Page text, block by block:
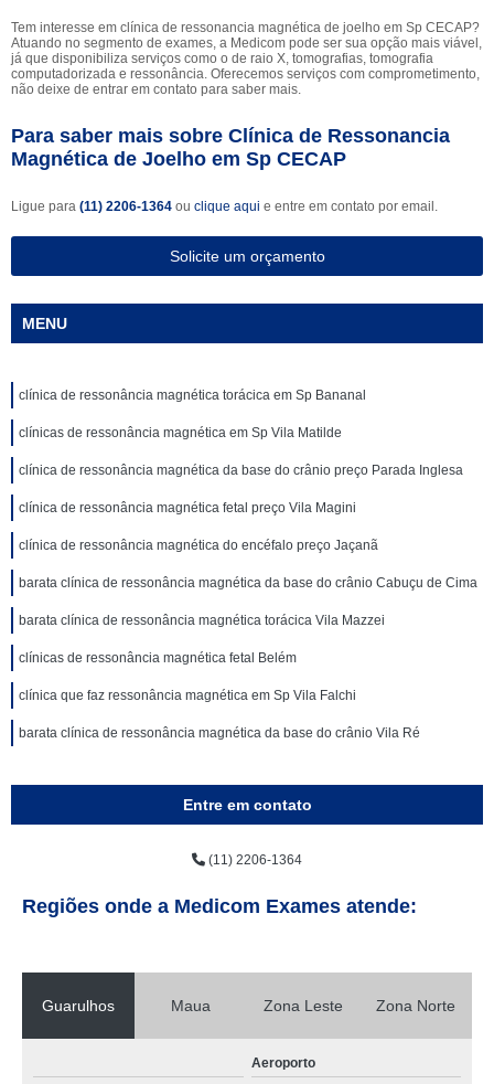
Tem interesse em clínica de ressonancia magnética de joelho em Sp CECAP?
Atuando no segmento de exames, a Medicom pode ser sua opção mais viável,
já que disponibiliza serviços como o de raio X, tomografias, tomografia
computadorizada e ressonância. Oferecemos serviços com comprometimento,
não deixe de entrar em contato para saber mais.
Para saber mais sobre Clínica de Ressonancia
Magnética de Joelho em Sp CECAP
Ligue para (11) 2206-1364 ou clique aqui e entre em contato por email.
Solicite um orçamento
MENU
clínica de ressonância magnética torácica em Sp Bananal
clínicas de ressonância magnética em Sp Vila Matilde
clínica de ressonância magnética da base do crânio preço Parada Inglesa
clínica de ressonância magnética fetal preço Vila Magini
clínica de ressonância magnética do encéfalo preço Jaçanã
barata clínica de ressonância magnética da base do crânio Cabuçu de Cima
barata clínica de ressonância magnética torácica Vila Mazzei
clínicas de ressonância magnética fetal Belém
clínica que faz ressonância magnética em Sp Vila Falchi
barata clínica de ressonância magnética da base do crânio Vila Ré
Entre em contato
(11) 2206-1364
Regiões onde a Medicom Exames atende:
Guarulhos Maua Zona Leste Zona Norte
Aeroporto